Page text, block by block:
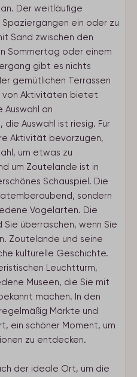
Der weitläufige
ein oder zu
Sand zwischen den
Sommertag oder einem
gibt es nichts
gemütlichen Terrassen
von Aktivitäten bietet
an
Auswahl ist riesig. Für
Aktivität bevorzugen,
um etwas zu
um Zoutelande ist in
Schauspiel. Die
atemberaubend, sondern
Vogelarten. Die
Sie überraschen, wenn Sie
Zoutelande und seine
kulturelle Geschichte.
Leuchtturm,
Museen, die Sie mit
machen. In den
Märkte und
ein schöner Moment, um
zu entdecken.
der ideale Ort, um die